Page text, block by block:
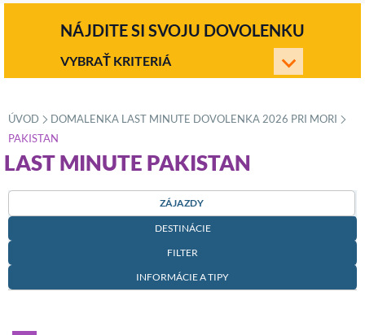
NÁJDITE SI SVOJU DOVOLENKU
VYBRAŤ KRITERIÁ
ÚVOD »
DOMALENKA LAST MINUTE DOVOLENKA 2026 PRI MORI
PAKISTAN
LAST MINUTE PAKISTAN
ZÁJAZDY
DESTINÁCIE
FILTER
INFORMÁCIE A TIPY